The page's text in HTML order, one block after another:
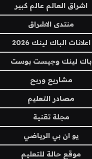
اشراق العالم عالم كبير
منتدى الاشراق
اعلانات الباك لينك 2026
باك لينك وجيست بوست
مشاريع وربح
مصادر التعليم
مجلة تقنية
يو ان بي الرياضي
موقع حالة للتعليم